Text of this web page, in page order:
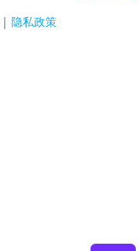
| 隐私政策